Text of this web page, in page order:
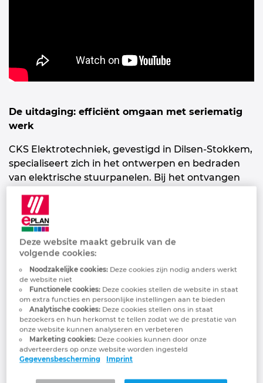
De uitdaging: efficiënt omgaan met seriematig
werk
CKS Elektrotechniek, gevestigd in Dilsen-Stokkem,
specialiseert zich in het ontwerpen en bedraden
van elektrische stuurpanelen. Bij het ontvangen
van een groot seriematig order rees de vraag hoe
het productieproces efficiënter kon worden
georganiseerd. "We bevonden ons reeds op level 3
en gebruikten Eplan Pro Panel om onze CNC-
machine aan te sturen. Voor bepaalde projecten
besteedden we het bedraden extern uit," vertelt
Els Willems, Hardware Engineer bij CKS.
Samen met Eplan analyseerde CKS de huidige ("as
is") situatie en bepaalde een toekomstgericht ("to
be") traject. Hieruit bleek dat verdere
automatisering, met name in de bedrading,
essentieel was om de groeiende vraag aan te
Deze website maakt gebruik van de
volgende cookies:
Noodzakelijke cookies:Deze cookies zijn nodig anders werkt
de website niet
Functionele cookies:Deze cookies stellen de website in staat
om extra functies en persoonlijke instellingen aan te bieden
Analytische cookies:Deze cookies stellen ons in staat
bezoekers en hun herkomst te tellen zodat we de prestatie van
onze website kunnen analyseren en verbeteren
Marketing cookies:Deze cookies kunnen door onze
adverteerders op onze website worden ingesteld
Gegevensbescherming
Imprint